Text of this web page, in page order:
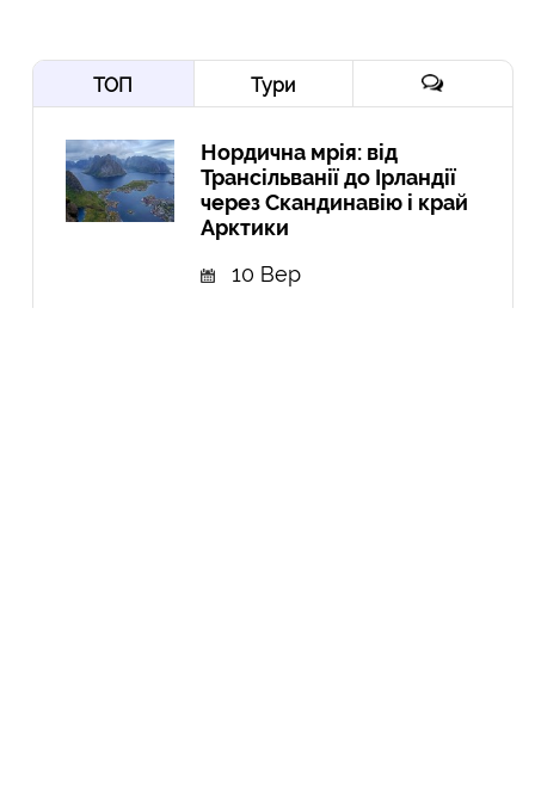
ТОП Тури
Нордична мрія: від
Трансільванії до Ірландії
через Скандинавію і край
Арктики
10 Вер